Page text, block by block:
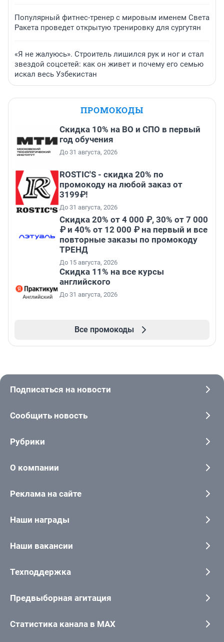
Популярный фитнес-тренер с мировым именем Света
Ракета проведет открытую тренировку для сургутян
«Я не жалуюсь». Строитель лишился рук и ног и стал
звездой соцсетей: как он живет и почему его семью
искал весь Узбекистан
ПРОМОКОДЫ
Скидка 10% на ВО и СПО в первый
год обучения
До 31 августа, 2026
ROSTIC'S - скидка 20% по
промокоду на любой заказ от
3199₽!
До 31 августа, 2026
Скидка 20% от 4 000 ₽, 30% от 7 000
₽ и 40% от 12 000 ₽ на первый и все
повторные заказы по промокоду
ТРЕНД
До 15 августа, 2026
Скидка 11% на все курсы
английского
До 31 августа, 2026
Все промокоды
Подписаться на новости
Сообщить новость
Рубрики
О компании
Реклама на сайте
Наши награды
Наши вакансии
Техподдержка
Предвыборная агитация
Статистика канала в MAX